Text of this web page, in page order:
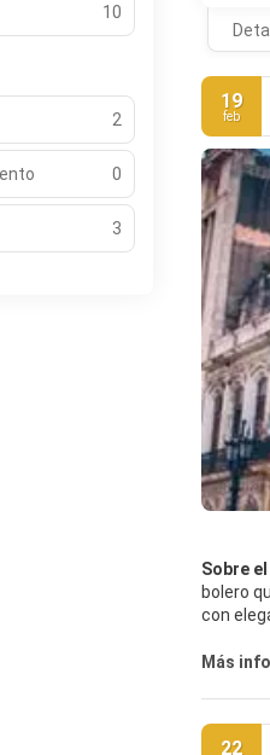
19
feb
Sobre
bolero
con
puede
caóticas
Más info
22
10
2
0
3